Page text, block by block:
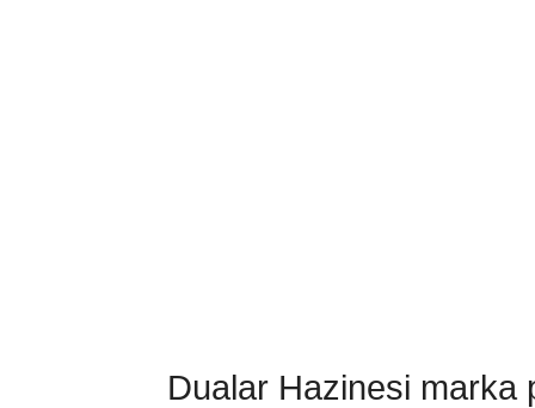
Dualar Hazinesi marka